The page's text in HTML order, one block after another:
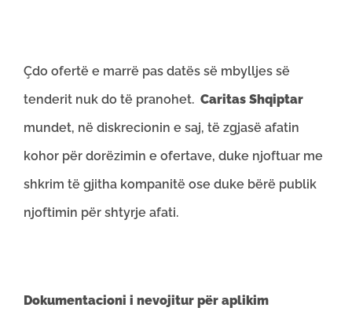
Çdo ofertë e marrë pas datës së mbylljes së
tenderit nuk do të pranohet. Caritas Shqiptar
mundet, në diskrecionin e saj, të zgjasë afatin
kohor për dorëzimin e ofertave, duke njoftuar me
shkrim të gjitha kompanitë ose duke bërë publik
njoftimin për shtyrje afati.
Dokumentacioni i nevojitur për aplikim